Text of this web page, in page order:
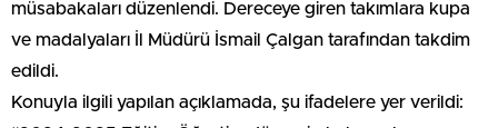
müsabakaları düzenlendi. Dereceye giren takımlara kupa
ve madalyaları İl Müdürü İsmail Çalgan tarafından takdim
edildi.
Konuyla ilgili yapılan açıklamada, şu ifadelere yer verildi: